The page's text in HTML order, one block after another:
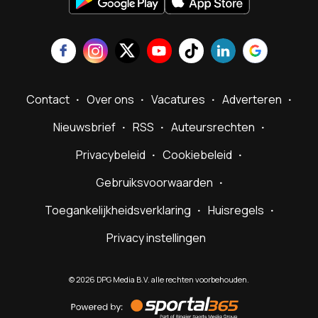
Contact Over ons Vacatures
Adverteren
Nieuwsbrief
RSS
Auteursrechten
Privacybeleid
Cookiebeleid
Gebruiksvoorwaarden
Toegankelijkheidsverklaring
Huisregels
Privacy instellingen
©2026 DPG Media B.V. alle rechten voorbehouden.
by
Sportal365